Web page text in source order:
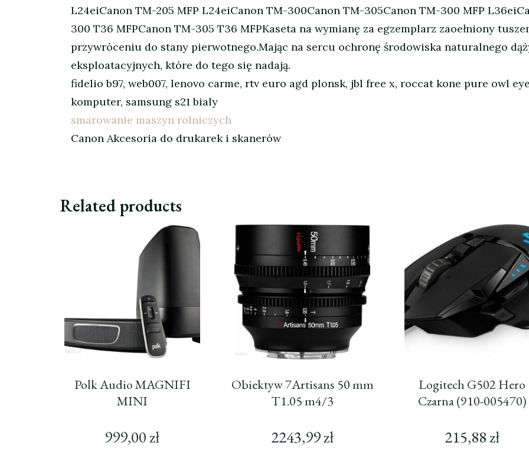
L24eiCanon TM-205 MFP L24eiCanon TM-300Canon TM-305Canon TM-300 MFP
300 T36 MFPCanon TM-305 T36 MFPKaseta na wymianę za egzemplarz zaoełniony
przywróceniu do stany pierwotnego.Mając na sercu ochronę środowiska naturalnego
eksploatacyjnych, które do tego się nadają.
fidelio b97, web007, lenovo carme, rtv euro agd plonsk, jbl free x, roccat kone pure owl
komputer, samsung s21 bialy
smarowanie maszyn rolniczych
Canon Akcesoria do drukarek i skanerów
Related products
Polk Audio MAGNIFI
MINI
999,00zł
Obiektyw 7Artisans 50 mm
T1.05 m4/3
2243,99zł
Logitech G502 Hero
Czarna (910-005470)
215,88zł